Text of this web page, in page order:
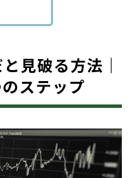
見破る方法｜
ステップ